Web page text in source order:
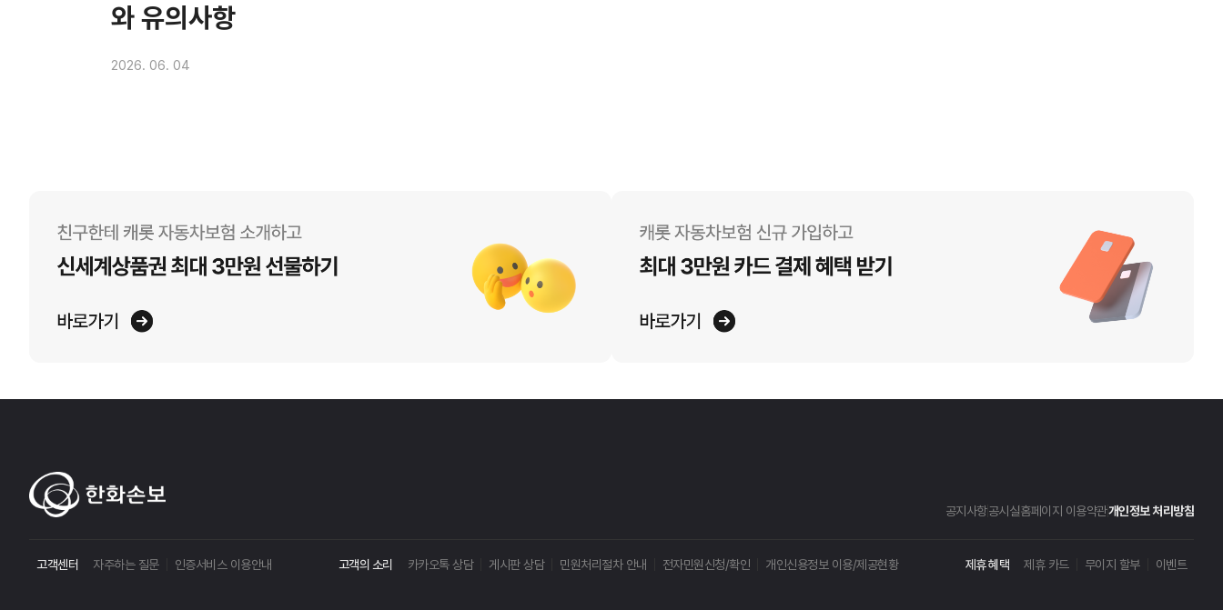
와 유의사항
2026. 06. 04
공지사항공시실홈페이지 이용약관개인정보 처리방침
고객센터 자주하는 질문 인증서비스 이용안내 고객의 소리 카카오톡 상담 게시판 상담 민원처리절차 안내 전자민원신청/확인 개인신용정보 이용/제공현황 제휴 혜택 제휴 카드 무이지 할부 이벤트